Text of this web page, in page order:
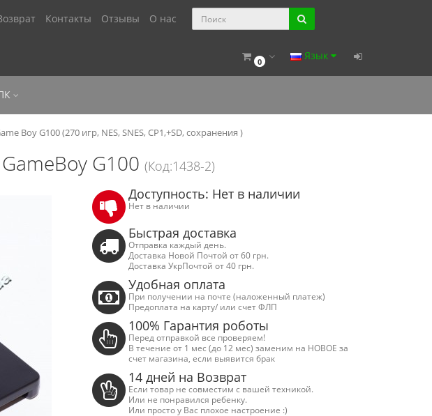
Контакты Отзывы О нас
0 Язык
Boy G100 (270 игр, NES, SNES, CP1,+SD, сохранения )
G100 (Код:1438-2)
Доступность: Нет в наличии
Нет в наличии
Быстрая доставка
Отправка каждый день.
Доставка Новой Почтой от 60 грн.
Доставка УкрПочтой от 40 грн.
Удобная оплата
При получении на почте (наложенный платеж)
Предоплата на карту/ или счет ФЛП
100% Гарантия роботы
Перед отправкой все проверяем!
В течение от 1 мес (до 12 мес) заменим на НОВОЕ за
счет магазина, если выявится брак
14 дней на Возврат
Если товар не совместим с вашей техникой.
Или не понравился ребенку.
Или просто у Вас плохое настроение :)